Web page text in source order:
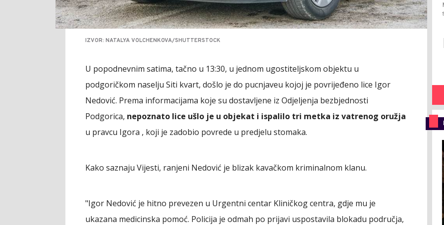
IZVOR: NATALYA VOLCHENKOVA/SHUTTERSTOCK
U popodnevnim satima, tačno u 13:30, u jednom ugostiteljskom objektu u
podgoričkom naselju Siti kvart, došlo je do pucnjaveu kojoj je povrijeđeno lice Igor
Nedović. Prema informacijama koje su dostavljene iz Odjeljenja bezbjednosti
Podgorica, nepoznato lice ušlo je u objekat i ispalilo tri metka iz vatrenog oružja
u pravcu Igora , koji je zadobio povrede u predjelu stomaka.
Kako saznaju Vijesti, ranjeni Nedović je blizak kavačkom kriminalnom klanu.
"Igor Nedović je hitno prevezen u Urgentni centar Kliničkog centra, gdje mu je
ukazana medicinska pomoć. Policija je odmah po prijavi uspostavila blokadu područja,